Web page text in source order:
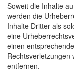
Soweit die Inhalte
werden die
Inhalte Dritter als
eine
einen
Rechtsverletzungen
entfernen.